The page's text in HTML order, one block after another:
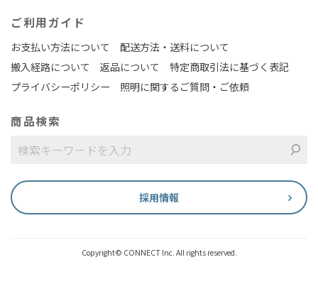
ご利用ガイド
お支払い方法について
配送方法・送料について
搬入経路について
返品について
特定商取引法に基づく表記
プライバシーポリシー
照明に関するご質問・ご依頼
商品検索
採用情報
Copyright© CONNECT Inc. All rights reserved.